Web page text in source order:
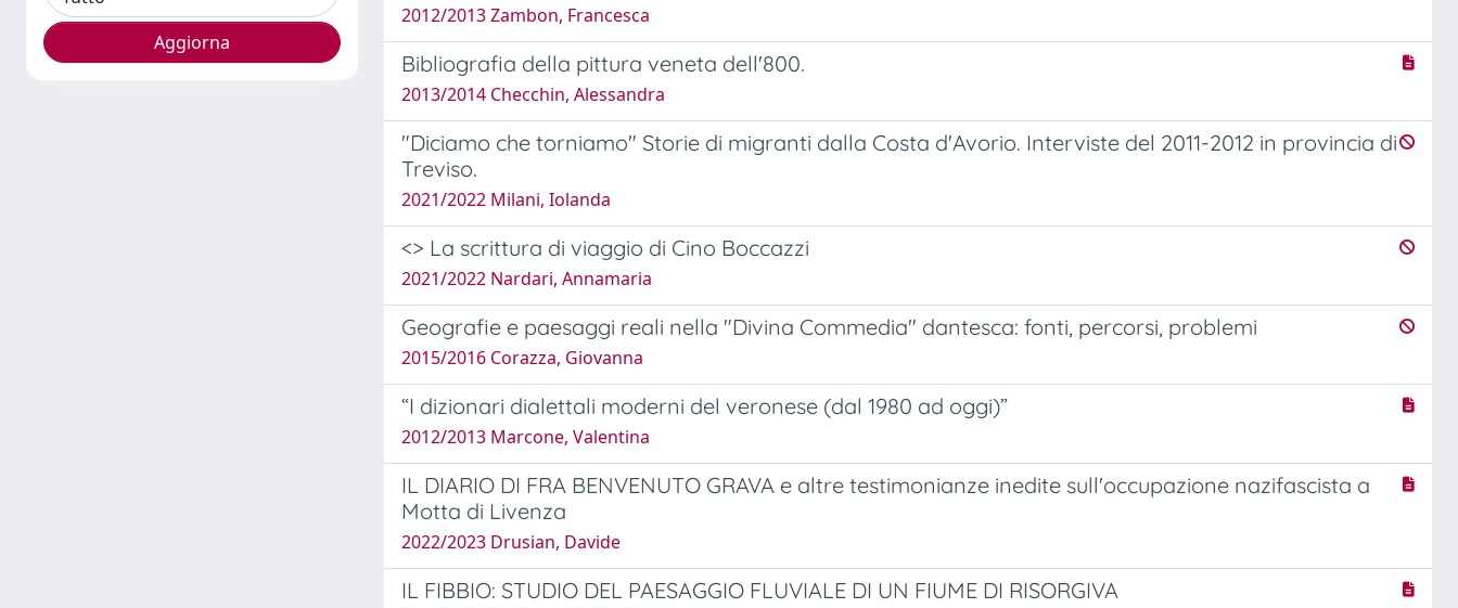
2012/2013 Zambon, Francesca
Bibliografia della pittura veneta dell'800.
2013/2014 Checchin, Alessandra
"Diciamo che torniamo" Storie di migranti dalla Costa d'Avorio. Interviste del 2011-2012 in provincia di
Treviso.
2021/2022 Milani, Iolanda
<> La scrittura di viaggio di Cino Boccazzi
2021/2022 Nardari, Annamaria
Geografie e paesaggi reali nella "Divina Commedia" dantesca: fonti, percorsi, problemi
2015/2016 Corazza, Giovanna
“I dizionari dialettali moderni del veronese (dal 1980 ad oggi)”
2012/2013 Marcone, Valentina
IL DIARIO DI FRA BENVENUTO GRAVA e altre testimonianze inedite sull'occupazione nazifascista a
Motta di Livenza
2022/2023 Drusian, Davide
IL FIBBIO: STUDIO DEL PAESAGGIO FLUVIALE DI UN FIUME DI RISORGIVA